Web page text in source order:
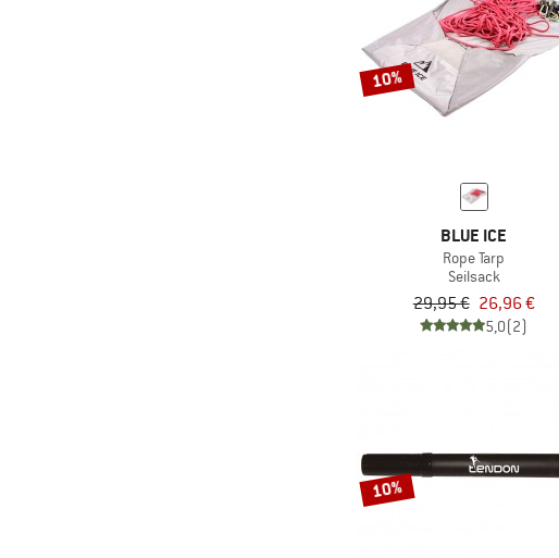
10%
BLUE ICE
Rope Tarp
Seilsack
29,95 € 26,96 €
5,0(2)
10%